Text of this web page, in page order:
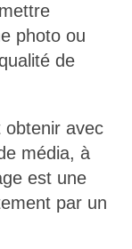
photo ou
de
obtenir avec
média, à
est une
par un